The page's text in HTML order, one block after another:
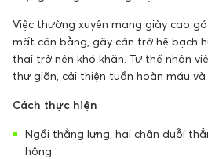
Việc thường xuyên mang giày cao
mất cân bằng, gây cản trở hệ bạch
thai trở nên khó khăn. Tư thế nhân
thư giãn, cải thiện tuần hoàn máu
Cách thực hiện
Ngồi thẳng lưng, hai chân duỗi
hông